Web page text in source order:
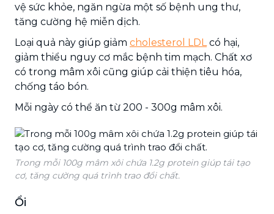
vệ sức khỏe, ngăn ngừa một số bệnh ung thư,
tăng cường hệ miễn dịch.
Loại quả này giúp giảm cholesterol LDL có hại,
giảm thiểu nguy cơ mắc bệnh tim mạch. Chất xơ
có trong mâm xôi cũng giúp cải thiện tiêu hóa,
chống táo bón.
Mỗi ngày có thể ăn từ 200 - 300g mâm xôi.
Trong mỗi 100g mâm xôi chứa 1.2g protein giúp tái tạo
cơ, tăng cường quá trình trao đổi chất.
Ổi